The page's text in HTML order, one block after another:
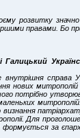
розвитку
правами. Бо
Галицький
справа
нових
потрібно
визнання
Для
формується за